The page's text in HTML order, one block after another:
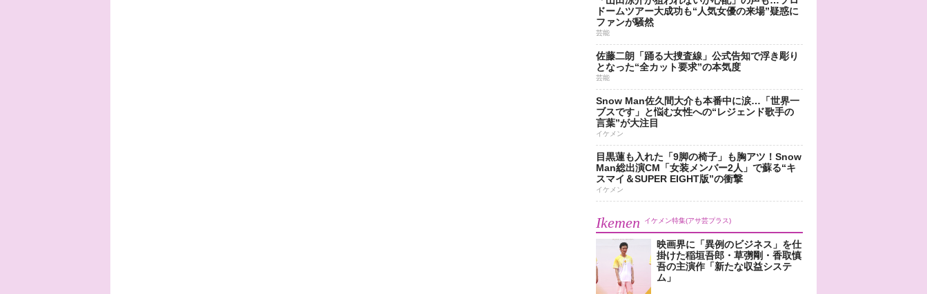
ドームツアー大成功も“人気女優の来場”疑惑に
ファンが騒然
芸能
佐藤二朗「踊る大捜査線」公式告知で浮き彫り
となった“全カット要求”の本気度
芸能
Snow Man佐久間大介も本番中に涙…「世界一
ブスです」と悩む女性への“レジェンド歌手の
言葉”が大注目
イケメン
目黒蓮も入れた「9脚の椅子」も胸アツ！Snow
Man総出演CM「女装メンバー2人」で蘇る“キ
スマイ＆SUPER EIGHT版”の衝撃
イケメン
Ikemen イケメン特集(アサ芸プラス)
映画界に「異例のビジネス」を仕
掛けた稲垣吾郎・草彅剛・香取慎
吾の主演作「新たな収益システ
ム」